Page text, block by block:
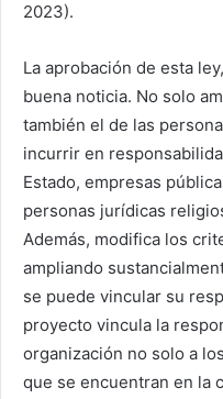
2023).
La aprobación de esta
buena noticia. No solo
también el de las
incurrir en
Estado, empresas
personas jurídicas
Además, modifica los
ampliando
se puede vincular su
proyecto vincula la
organización no solo a
que se encuentran en la